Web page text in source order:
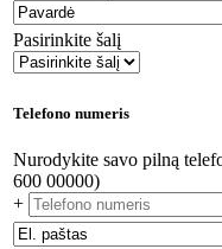
Pasirinkite šalį
Telefono numeris
Nurodykite savo pilną
600 00000)
+